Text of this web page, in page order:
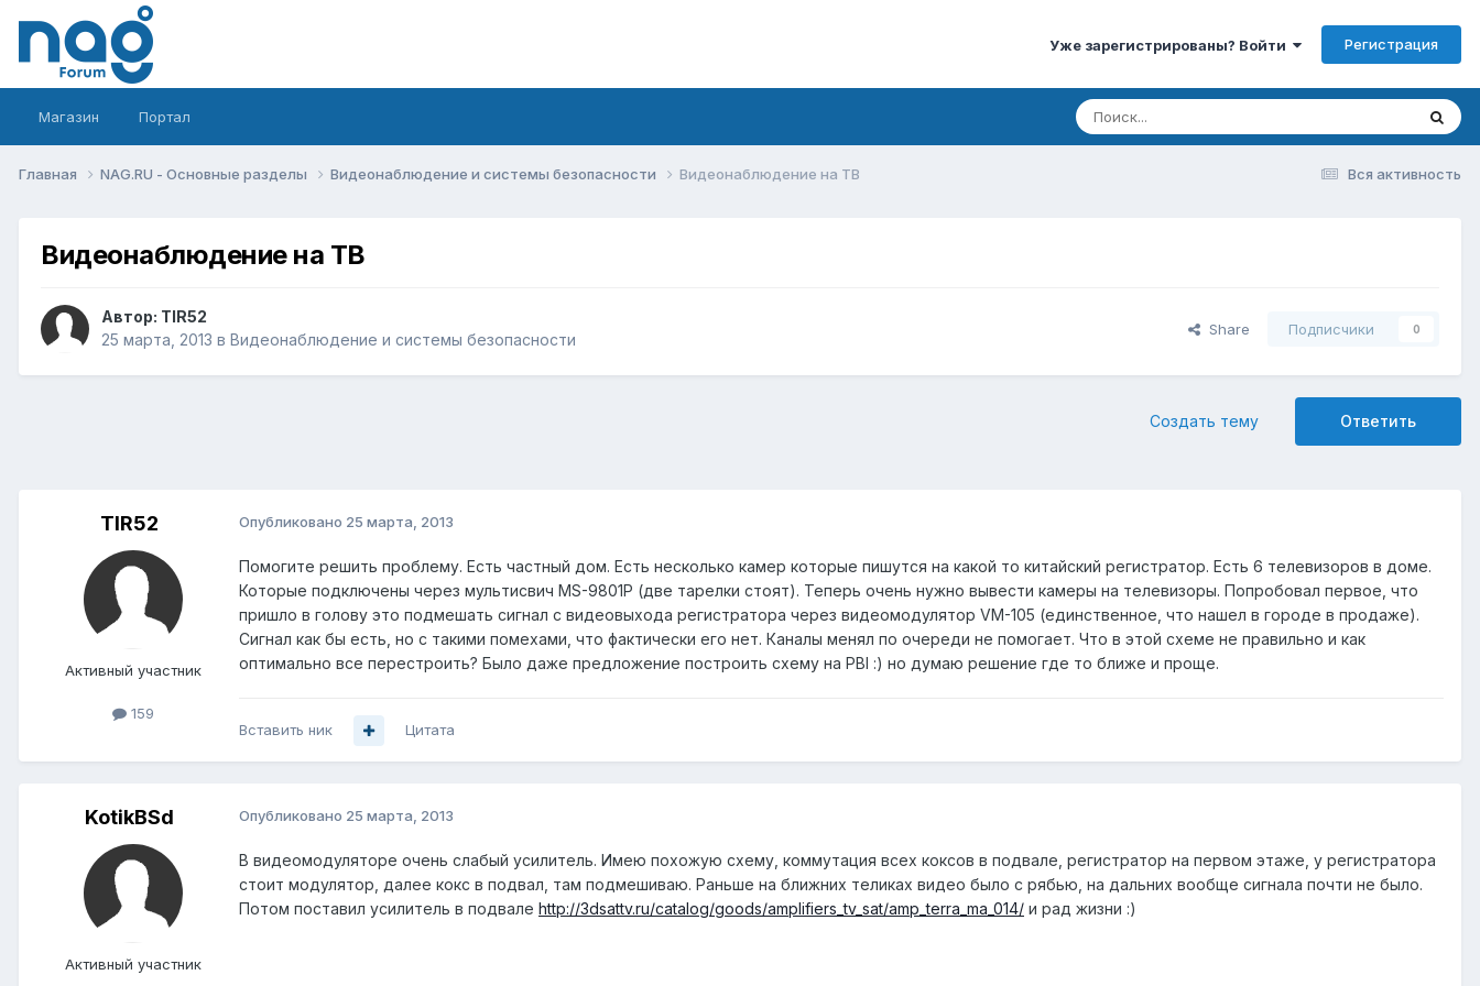
Уже зарегистрированы? Войти Регистрация
Магазин Портал
Вся активность
Главная NAG.RU - Основные разделы Видеонаблюдение и системы безопасности Видеонаблюдение на ТВ
Видеонаблюдение на ТВ
Автор: TIR52
25 марта, 2013 в Видеонаблюдение и системы безопасности
Share Подписчики 0
Ответить
Создать тему
TIR52
Активный участник
159
Опубликовано 25 марта, 2013
Помогите решить проблему. Есть частный дом. Есть несколько камер которые пишутся на какой то китайский регистратор. Есть 6 телевизоров в доме.
Которые подключены через мультисвич MS-9801P (две тарелки стоят). Теперь очень нужно вывести камеры на телевизоры. Попробовал первое, что
пришло в голову это подмешать сигнал с видеовыхода регистратора через видеомодулятор VM-105 (единственное, что нашел в городе в продаже).
Сигнал как бы есть, но с такими помехами, что фактически его нет. Каналы менял по очереди не помогает. Что в этой схеме не правильно и как
оптимально все перестроить? Было даже предложение построить схему на PBI :) но думаю решение где то ближе и проще.
Вставить ник Цитата
KotikBSd
Активный участник
Опубликовано 25 марта, 2013
В видеомодуляторе очень слабый усилитель. Имею похожую схему, коммутация всех коксов в подвале, регистратор на первом этаже, у регистратора
стоит модулятор, далее кокс в подвал, там подмешиваю. Раньше на ближних теликах видео было с рябью, на дальних вообще сигнала почти не было.
Потом поставил усилитель в подвале http://3dsattv.ru/catalog/goods/amplifiers_tv_sat/amp_terra_ma_014/ и рад жизни :)